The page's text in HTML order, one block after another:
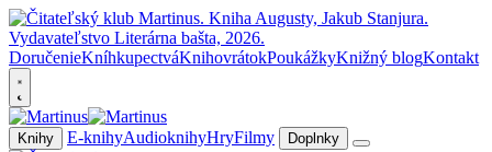
DoručenieKníhkupectváKnihovrátokPoukážkyKnižný blogKontakt
Knihy E-knihyAudioknihyHryFilmy Doplnky